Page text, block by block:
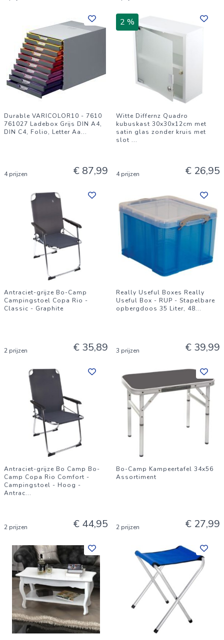
Durable VARICOLOR10 - 7610
761027 Ladebox Grijs DIN A4,
DIN C4, Folio, Letter Aa...
4 prijzen € 87,99
2 %
Witte Differnz Quadro
kubuskast 30x30x12cm met
satin glas zonder kruis met
slot ...
4 prijzen € 26,95
Antraciet-grijze Bo-Camp
Campingstoel Copa Rio -
Classic - Graphite
2 prijzen € 35,89
Really Useful Boxes Really
Useful Box - RUP - Stapelbare
opbergdoos 35 Liter, 48...
3 prijzen € 39,99
Antraciet-grijze Bo Camp Bo-
Camp Copa Rio Comfort -
Campingstoel - Hoog -
Antrac...
2 prijzen € 44,95
Bo-Camp Kampeertafel 34x56
Assortiment
2 prijzen € 27,99